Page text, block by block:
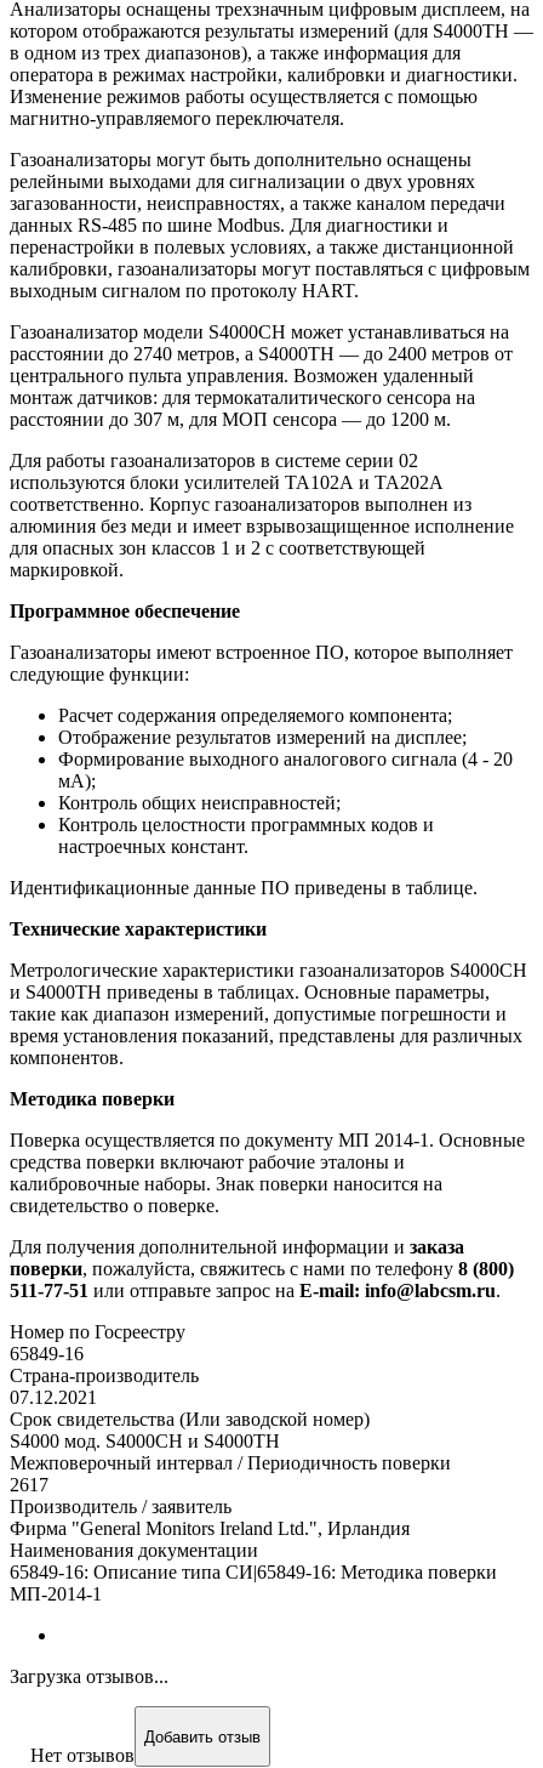
Анализаторы оснащены трехзначным цифровым дисплеем, на
котором отображаются результаты измерений (для S4000TH —
в одном из трех диапазонов), а также информация для
оператора в режимах настройки, калибровки и диагностики.
Изменение режимов работы осуществляется с помощью
магнитно-управляемого переключателя.
Газоанализаторы могут быть дополнительно оснащены
релейными выходами для сигнализации о двух уровнях
загазованности, неисправностях, а также каналом передачи
данных RS-485 по шине Modbus. Для диагностики и
перенастройки в полевых условиях, а также дистанционной
калибровки, газоанализаторы могут поставляться с цифровым
выходным сигналом по протоколу HART.
Газоанализатор модели S4000CH может устанавливаться на
расстоянии до 2740 метров, а S4000TH — до 2400 метров от
центрального пульта управления. Возможен удаленный
монтаж датчиков: для термокаталитического сенсора на
расстоянии до 307 м, для МОП сенсора — до 1200 м.
Для работы газоанализаторов в системе серии 02
используются блоки усилителей ТА102А и ТА202А
соответственно. Корпус газоанализаторов выполнен из
алюминия без меди и имеет взрывозащищенное исполнение
для опасных зон классов 1 и 2 с соответствующей
маркировкой.
Программное обеспечение
Газоанализаторы имеют встроенное ПО, которое выполняет
следующие функции:
Расчет содержания определяемого компонента;
Отображение результатов измерений на дисплее;
Формирование выходного аналогового сигнала (4 - 20
мА);
Контроль общих неисправностей;
Контроль целостности программных кодов и
настроечных констант.
Идентификационные данные ПО приведены в таблице.
Технические характеристики
Метрологические характеристики газоанализаторов S4000CH
и S4000TH приведены в таблицах. Основные параметры,
такие как диапазон измерений, допустимые погрешности и
время установления показаний, представлены для различных
компонентов.
Методика поверки
Поверка осуществляется по документу МП 2014-1. Основные
средства поверки включают рабочие эталоны и
калибровочные наборы. Знак поверки наносится на
свидетельство о поверке.
Для получения дополнительной информации и заказа
поверки, пожалуйста, свяжитесь с нами по телефону 8 (800)
511-77-51 или отправьте запрос на E-mail: info@labcsm.ru.
Номер по Госреестру
65849-16
Страна-производитель
07.12.2021
Срок свидетельства (Или заводской номер)
S4000 мод. S4000CH и S4000TH
Межповерочный интервал / Периодичность поверки
2617
Производитель / заявитель
Фирма "General Monitors Ireland Ltd.", Ирландия
Наименования документации
65849-16: Описание типа СИ|65849-16: Методика поверки
МП-2014-1
Загрузка отзывов...
Нет отзывов
Добавить отзыв